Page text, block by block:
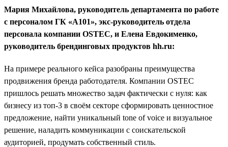
Мария Михайлова, руководитель департамента по работе
с персоналом ГК «А101», экс-руководитель отдела
персонала компании OSTEC, и Елена Евдокименко,
руководитель брендинговых продуктов hh.ru:
На примере реального кейса разобраны преимущества
продвижения бренда работодателя. Компании OSTEC
пришлось решать множество задач фактически с нуля: как
бизнесу из топ-3 в своём секторе сформировать ценностное
предложение, найти уникальный tone of voice и визуальное
решение, наладить коммуникации с соискательской
аудиторией, продумать собственный стиль.